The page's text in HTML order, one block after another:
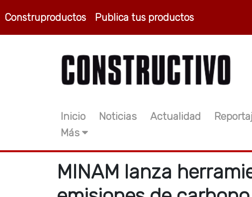
Construproductos Publica tus productos
Inicio Noticias Actualidad
Más
MINAM lanza